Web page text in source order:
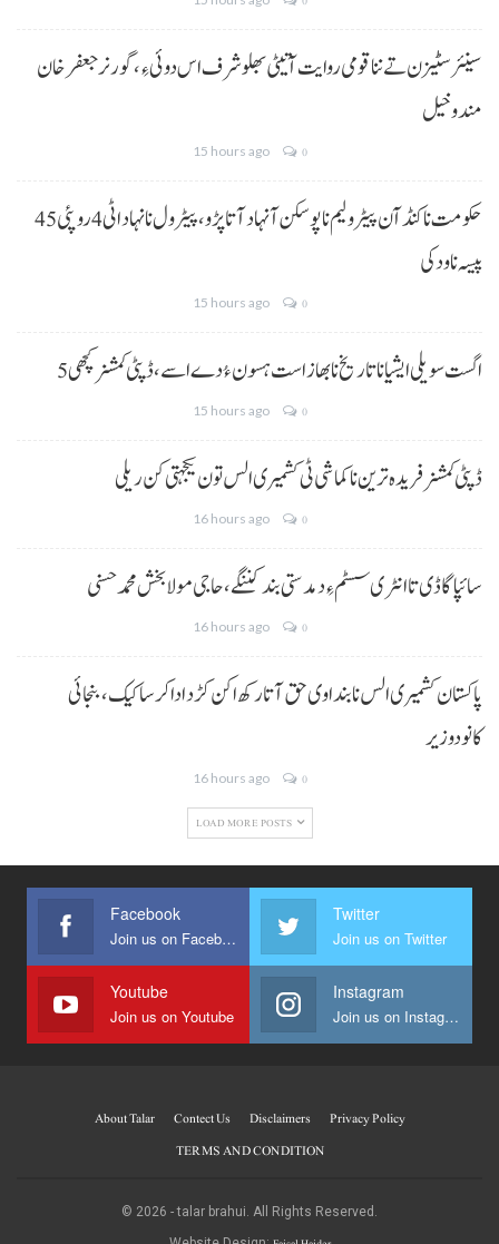
سینئر سٹیزن تے ننا قومی روایت آتیٹی بھلو شرف اس دوئی ءِ،گورنر جعفرخان
مندوخیل
15 hours ago 0
حکومت نا کنڈ آن پیٹرولیم نا پوسکن آ نہاد آتا پڑو،پیٹرول نا نہاد اٹی 4 روپئی 45
پیسہ نا ودکی
15 hours ago 0
5 اگست سویلی ایشیا نا تاریخ نا بھاز است ہسون ءُ دے اسے،ڈپٹی کمشنر کچھی
15 hours ago 0
ڈپٹی کمشنر فریدہ ترین نا کماشی ٹی کشمیری الس تون یکجہتی کن ریلی
16 hours ago 0
سائپا گاڈی تا انٹری سسٹم ءِ دمدستی بند کننگے، حاجی مولا بخش محمد حسنی
16 hours ago 0
پاکستان کشمیری الس نا بنداوی حق آتا رکھ اکن کڑد ادا کرسا کیک ،بنجائی
کانودوزیر
16 hours ago 0
LOAD MORE POSTS
Facebook
Join us on Facebook
Twitter
Join us on Twitter
Youtube
Join us on Youtube
Instagram
Join us on Instagram
About Talar Contect Us Disclaimers
Privacy Policy
TERMS AND CONDITION
© 2026 - talar brahui. All Rights Reserved.